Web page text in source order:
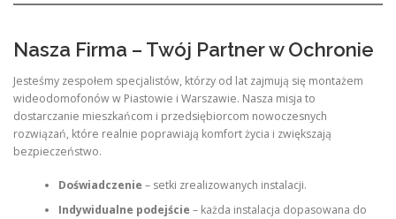
Nasza Firma – Twój Partner w Ochronie
Jesteśmy zespołem specjalistów, którzy od lat zajmują się montażem
wideodomofonów w Piastowie i Warszawie. Nasza misja to
dostarczanie mieszkańcom i przedsiębiorcom nowoczesnych
rozwiązań, które realnie poprawiają komfort życia i zwiększają
bezpieczeństwo.
Doświadczenie – setki zrealizowanych instalacji.
Indywidualne podejście – każda instalacja dopasowana do